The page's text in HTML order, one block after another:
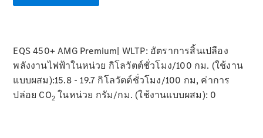
GLC Coupé
Maybach
GLS
Class
ไฟฟ้า 100%
EQS 450+ AMG Premium| WLTP: อัตราการสิ้นเปลือง
พลังงานไฟฟ้าในหน่วย กิโลวัตต์ชั่วโมง/100 กม. (ใช้งาน
แบบผสม):15.8 - 19.7 กิโลวัตต์ชั่วโมง/100 กม, ค่าการ
ปล่อย CO2 ในหน่วย กรัม/กม. (ใช้งานแบบผสม): 0